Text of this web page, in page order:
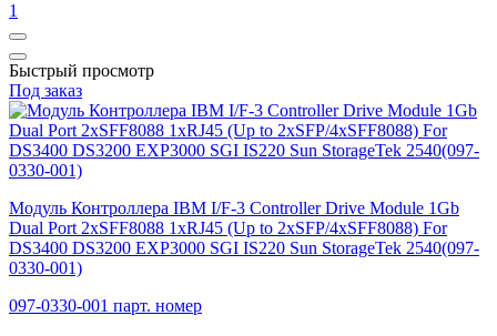
1
Быстрый просмотр
Под заказ
Модуль Контроллера IBM I/F-3 Controller Drive Module 1Gb
Dual Port 2xSFF8088 1xRJ45 (Up to 2xSFP/4xSFF8088) For
DS3400 DS3200 EXP3000 SGI IS220 Sun StorageTek 2540(097-
0330-001)
097-0330-001 парт. номер